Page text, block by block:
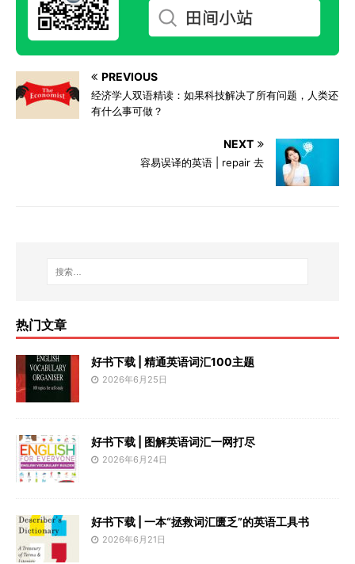
PREVIOUS
经济学人双语精读：如果科技解决了所有问题，人类还
有什么事可做？
NEXT
容易误译的英语 | repair 去
热门文章
好书下载 | 精通英语词汇100主题
2026年6月25日
好书下载 | 图解英语词汇一网打尽
2026年6月24日
好书下载 | 一本“拯救词汇匮乏”的英语工具书
2026年6月21日